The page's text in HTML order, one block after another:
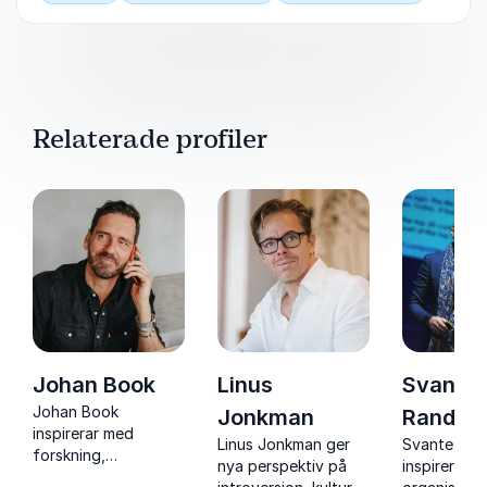
Relaterade profiler
Johan Book
Johan Book
inspirerar med
forskning,
Linus
Jonkman
Linus Jonkman ger
nya perspektiv på
Svante
Svante
inspirerar